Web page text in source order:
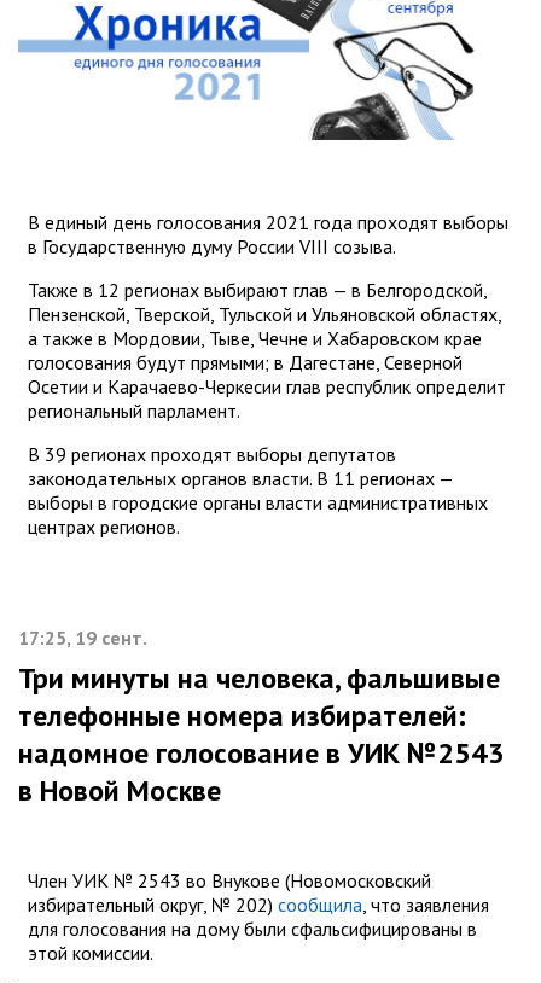
В единый день голосования 2021 года проходят выборы
в Государственную думу России VIII созыва.
Также в 12 регионах выбирают глав — в Белгородской,
Пензенской, Тверской, Тульской и Ульяновской областях,
а также в Мордовии, Тыве, Чечне и Хабаровском крае
голосования будут прямыми; в Дагестане, Северной
Осетии и Карачаево-Черкесии глав республик определит
региональный парламент.
В 39 регионах проходят выборы депутатов
законодательных органов власти. В 11 регионах —
выборы в городские органы власти административных
центрах регионов.
17:25, 19 сент.
Три минуты на человека, фальшивые
телефонные номера избирателей:
надомное голосование в УИК №2543
в Новой Москве
Член УИК № 2543 во Внукове (Новомосковский
избирательный округ, № 202) сообщила, что заявления
для голосования на дому были сфальсифицированы в
этой комиссии.